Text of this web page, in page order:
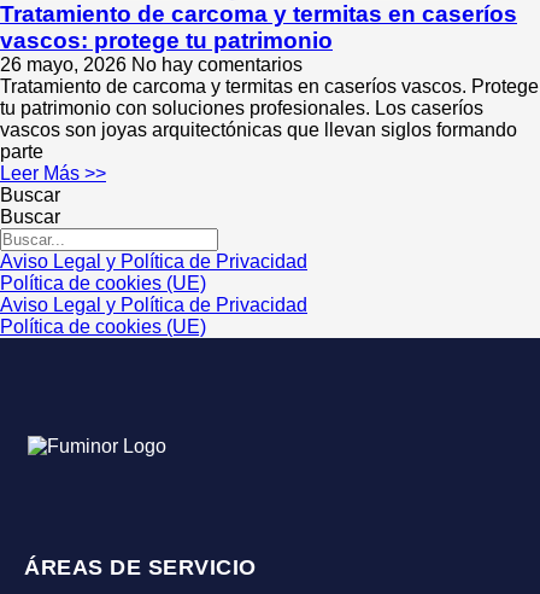
Tratamiento de carcoma y termitas en caseríos
vascos: protege tu patrimonio
26 mayo, 2026 No hay comentarios
Tratamiento de carcoma y termitas en caseríos vascos. Protege
tu patrimonio con soluciones profesionales. Los caseríos
vascos son joyas arquitectónicas que llevan siglos formando
parte
Leer Más >>
Buscar
Buscar
Aviso Legal y Política de Privacidad
Política de cookies (UE)
Aviso Legal y Política de Privacidad
Política de cookies (UE)
ÁREAS DE SERVICIO